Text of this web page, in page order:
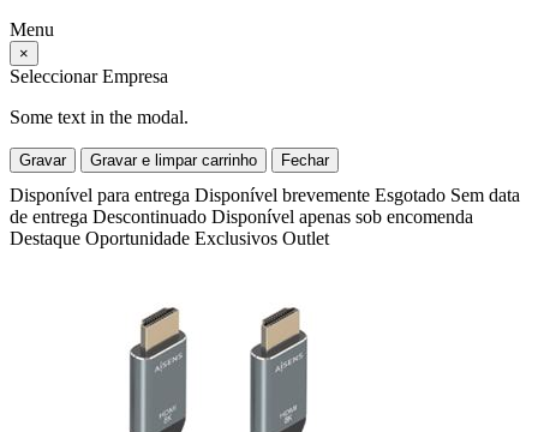
Menu
×
Seleccionar Empresa
Some text in the modal.
Gravar Gravar e limpar carrinho Fechar
Disponível para entrega Disponível brevemente Esgotado Sem data
de entrega Descontinuado Disponível apenas sob encomenda
Destaque Oportunidade Exclusivos Outlet